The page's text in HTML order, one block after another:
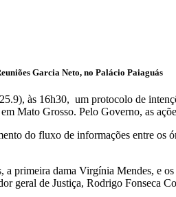
Garcia Neto, no Palácio Paiaguás
às 16h30, um protocolo de
Mato Grosso. Pelo Governo, as
do fluxo de informações entre
primeira dama Virgínia Mendes, e
geral de Justiça, Rodrigo Fonseca